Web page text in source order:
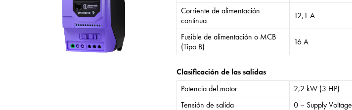
Corriente de alimentación
continua
12,1 A
Fusible de alimentación o MCB
(Tipo B)
16 A
Clasificación de las salidas
Potencia del motor
2,2 kW (3 HP)
Tensión de salida
0 – Supply Voltage